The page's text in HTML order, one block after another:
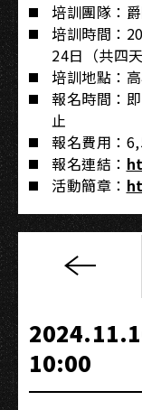
培訓團隊：
培訓時間：
24日（共四天
培訓地點：
報名時間：
止
報名費用：
報名連結：
活動簡章：
2024
酒
祭：
音
樂、
10:00